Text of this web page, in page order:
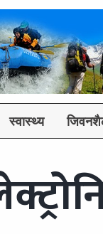
स्वास्थ्य